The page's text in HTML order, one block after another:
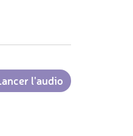
l'audio